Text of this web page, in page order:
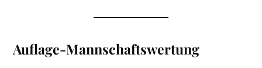
Auflage-Mannschaftswertung